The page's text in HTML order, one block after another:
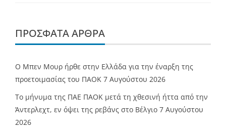
ΠΡΌΣΦΑΤΑ ΆΡΘΡΑ
O Mπεν Μουρ ήρθε στην Ελλάδα για την έναρξη της
προετοιμασίας του ΠΑΟΚ 7 Αυγούστου 2026
Το μήνυμα της ΠΑΕ ΠΑΟΚ μετά τη χθεσινή ήττα από την
Άντερλεχτ, εν όψει της ρεβάνς στο Βέλγιο 7 Αυγούστου
2026